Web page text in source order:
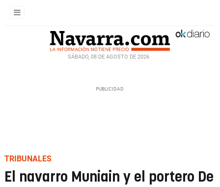
SÁBADO, 08 DE AGOSTO DE 2026
TRIBUNALES
El navarro Muniain y el portero De